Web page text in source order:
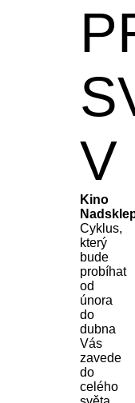
V
Kino
Cyklus,
který
bude
probíhat
od
února
do
dubna
Vás
zavede
do
celého